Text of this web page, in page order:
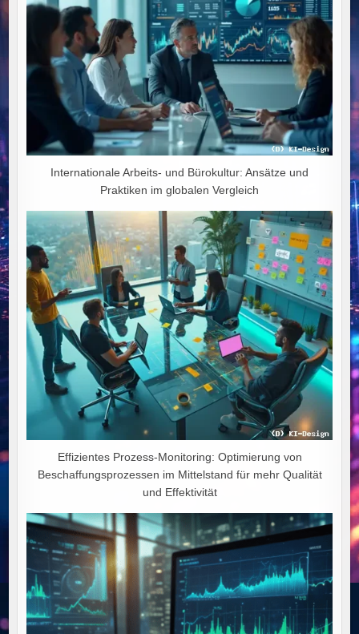
Internationale Arbeits- und Bürokultur: Ansätze und
Praktiken im globalen Vergleich
Effizientes Prozess-Monitoring: Optimierung von
Beschaffungsprozessen im Mittelstand für mehr Qualität
und Effektivität